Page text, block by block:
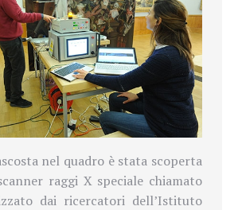
nel quadro è stata scoperta
raggi X speciale chiamato
dai ricercatori dell’Istituto